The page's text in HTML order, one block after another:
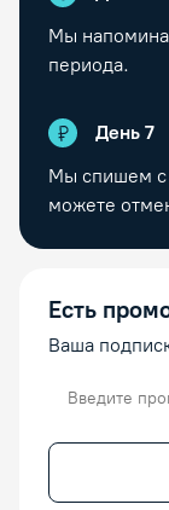
Мы
периода.
День 7
Мы спишем с
можете
Есть
Ваша